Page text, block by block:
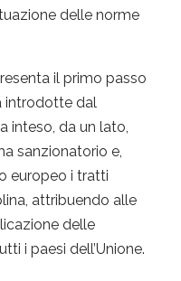
delle norme
il primo passo
introdotte dal
inteso, da un lato,
sanzionatorio e,
europeo i tratti
attribuendo alle
delle
i paesi dell’Unione.